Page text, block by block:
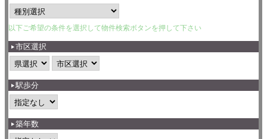
以下ご希望の条件を選択して物件検索ボタンを押して下さい
市区選択
駅歩分
築年数